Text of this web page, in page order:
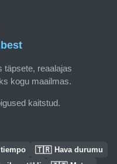
täpsete, reaalajas
kogu maailmas.
kaitstud.
🇹🇷 Hava durumu